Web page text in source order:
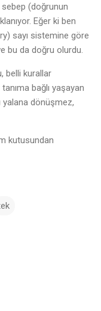
sebep (doğrunun
Eğer ki ben
sayı sistemine göre
bu da doğru olurdu.
belli kurallar
bağlı yaşayan
yalana dönüşmez,
kutusundan